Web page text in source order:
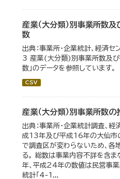
産業（大分類）別事業所数
数
出典：事業所・企業統計、経済セ
3 産業(大分類)別事業所数及び
数」のデータを参照しています。
CSV
産業（大分類）別事業所数の
出典：事業所・企業統計調査、経
成13年及び平成16年の大仙市の
で調査区が変わらないため、各
る。 総数は事業内容不詳を含ま
年、平成24年の数値は民営事業
統計「4-1...